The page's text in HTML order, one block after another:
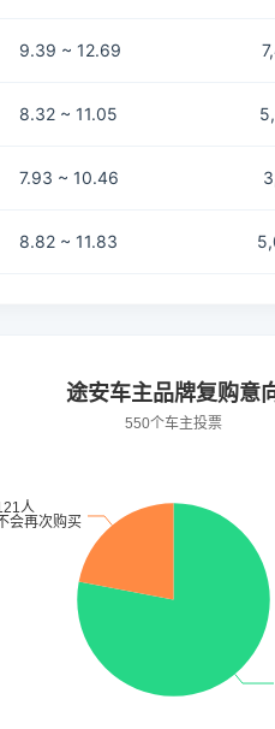
9.39 ~ 12.69
8.32 ~ 11.05
7.93 ~ 10.46
8.82 ~ 11.83